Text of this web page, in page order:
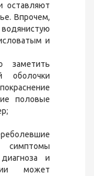
оставляют
Впрочем,
и
заметить
оболочки
половые
и
может